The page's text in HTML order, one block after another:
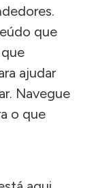
que
ajudar
Navegue
o que